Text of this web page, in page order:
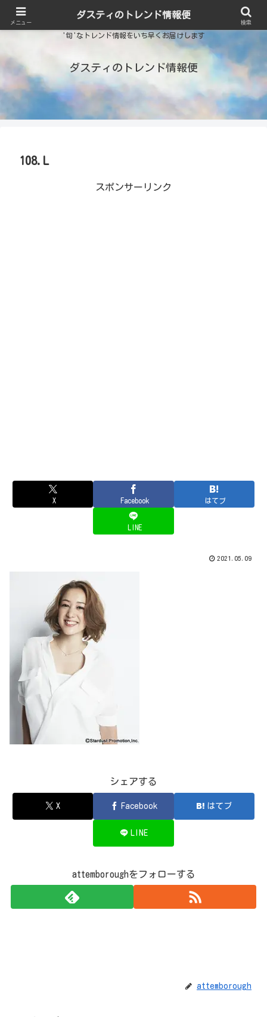
'旬'なトレンド情報をいち早くお届けします
ダスティのトレンド情報便
108.L
スポンサーリンク
X Facebook はてブ
LINE
2021.05.09
シェアする
X Facebook はてブ
LINE
attemboroughをフォローする
attemborough
メニュー
ダスティのトレンド情報便
検索